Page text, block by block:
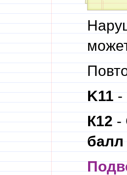
K11-
К12-
балл